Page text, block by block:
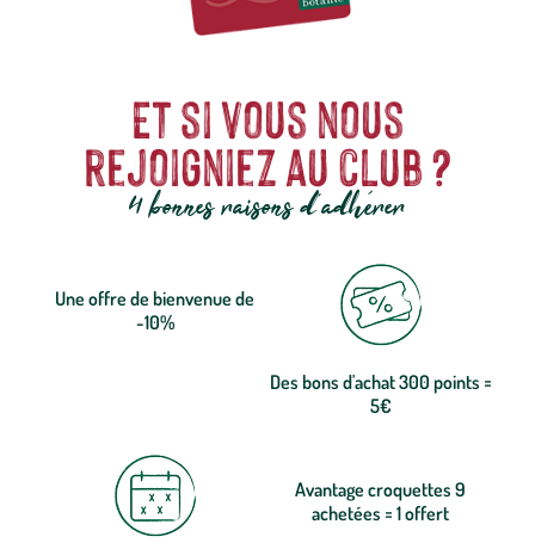
Et si vous nous
rejoigniez au club ?
4 bonnes raisons d'adhérer
Une offre de bienvenue de
-10%
Des bons d'achat 300 points =
5€
Avantage croquettes 9
achetées = 1 offert